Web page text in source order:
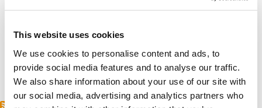
This website uses cookies
We use cookies to personalise content and ads, to
provide social media features and to analyse our traffic.
We also share information about your use of our site with
our social media, advertising and analytics partners who
Rustico - Arrosto di
prosciutto con ginepro e
pepe
Arrosto di Prosciutto alle
Erbe
Salami
Specialità di Zibello e Stagionate